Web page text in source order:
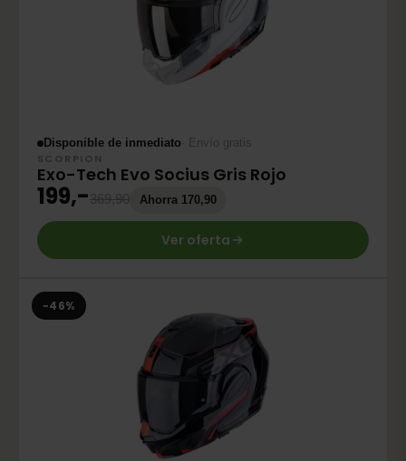
Disponible de inmediato · Envío gratis
SCORPION
Exo-Tech Evo Socius Gris Rojo
199,-369,90 Ahorra 170,90
Ver oferta
−46%